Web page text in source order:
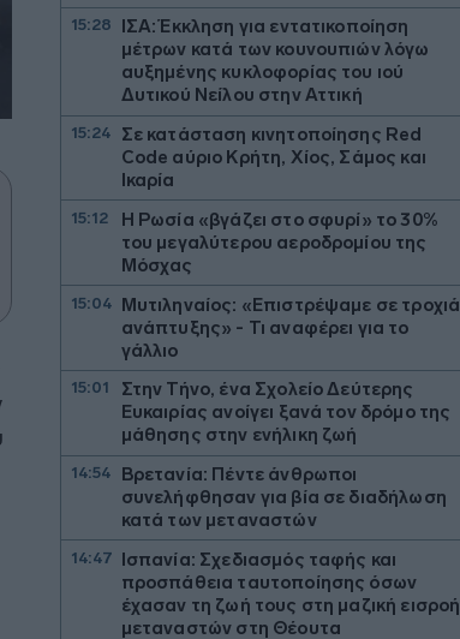
15:28
ΙΣΑ: Έκκληση για εντατικοποίηση
μέτρων κατά των κουνουπιών λόγω
αυξημένης κυκλοφορίας του ιού
Δυτικού Νείλου στην Αττική
15:24
Σε κατάσταση κινητοποίησης Red
Code αύριο Κρήτη, Χίος, Σάμος και
Ικαρία
15:12
Η Ρωσία «βγάζει στο σφυρί» το 30%
του μεγαλύτερου αεροδρομίου της
Μόσχας
15:04
Μυτιληναίος: «Επιστρέψαμε σε τροχιά
ανάπτυξης» - Τι αναφέρει για τo
γάλλιο
15:01
Στην Τήνο, ένα Σχολείο Δεύτερης
Ευκαιρίας ανοίγει ξανά τον δρόμο της
μάθησης στην ενήλικη ζωή
14:54
Βρετανία: Πέντε άνθρωποι
συνελήφθησαν για βία σε διαδήλωση
κατά των μεταναστών
14:47 Ισπανία: Σχεδιασμός ταφής και
προσπάθεια ταυτοποίησης όσων
έχασαν τη ζωή τους στη μαζική εισροή
μεταναστών στη Θέουτα